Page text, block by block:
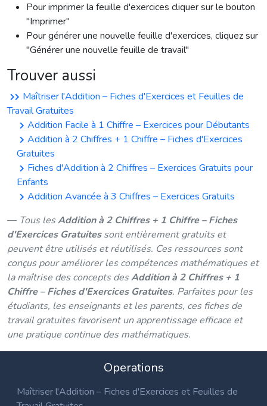
Pour imprimer la feuille d'exercices cliquer sur le bouton
"Imprimer"
Pour générer une nouvelle feuille d'exercices, cliquez sur
"Générer une nouvelle feuille de travail"
Trouver aussi
Maîtriser l'Addition – Fiches d'Exercices et Feuilles de
Travail Gratuites
Addition Facile à 1 Chiffre – Exercices pour Débutants
Addition à 2 Chiffres + 1 Chiffre – Fiches d'Exercices
Gratuites
Fiches d'Addition à 2 Chiffres – Exercices Gratuits pour
Enfants
Addition Avancée à 3 Chiffres – Exercices Gratuits
Tous lesAddition à 2 Chiffres + 1 Chiffre – Fiches
d'Exercices Gratuitessont entièrement gratuits et
peuvent être utilisés et réutilisés. Ces ressources sont
conçus pour améliorer les compétences mathématiques et
la maîtrise des concepts desAddition à 2 Chiffres + 1
Chiffre – Fiches d'Exercices Gratuites. Parfaites pour les
étudiants, les enseignants et les parents, ces fiches de
travail gratuites favorisent un apprentissage efficace et
une pratique continue des mathématiques.
Operations
Maîtriser l'Addition – Fiches d'Exercices et Feuilles de